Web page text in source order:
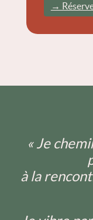
→
« Je
à la